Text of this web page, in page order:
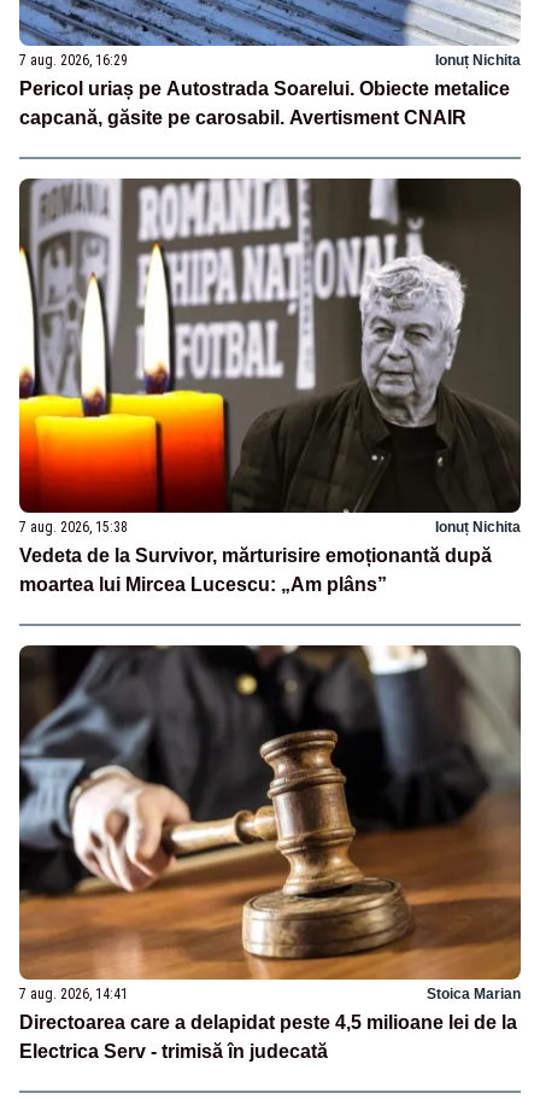
7 aug. 2026, 16:29 Ionuț Nichita
Pericol uriaș pe Autostrada Soarelui. Obiecte metalice
capcană, găsite pe carosabil. Avertisment CNAIR
7 aug. 2026, 15:38 Ionuț Nichita
Vedeta de la Survivor, mărturisire emoționantă după
moartea lui Mircea Lucescu: „Am plâns”
7 aug. 2026, 14:41 Stoica Marian
Directoarea care a delapidat peste 4,5 milioane lei de la
Electrica Serv - trimisă în judecată